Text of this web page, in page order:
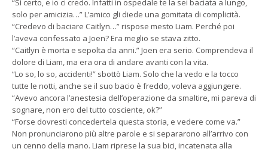
“Sì certo, e io ci credo. Infatti in ospedale te la sei baciata a lungo,
solo per amicizia…” L’amico gli diede una gomitata di complicità.
“Credevo di baciare Caitlyn…” rispose mesto Liam. Perché poi
l’aveva confessato a Joen? Era meglio se stava zitto.
“Caitlyn è morta e sepolta da anni.” Joen era serio. Comprendeva il
dolore di Liam, ma era ora di andare avanti con la vita.
“Lo so, lo so, accidenti!” sbottò Liam. Solo che la vedo e la tocco
tutte le notti, anche se il suo bacio è freddo, voleva aggiungere.
“Avevo ancora l’anestesia dell’operazione da smaltire, mi pareva di
sognare, non ero del tutto cosciente, ok?”
“Forse dovresti concedertela questa storia, e vedere come va.”
Non pronunciarono più altre parole e si separarono all’arrivo con
un cenno della mano. Liam riprese la sua bici, incatenata alla